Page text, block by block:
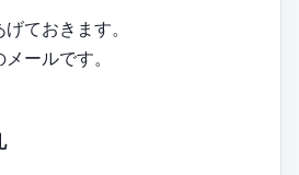
ておきます。
ールです。